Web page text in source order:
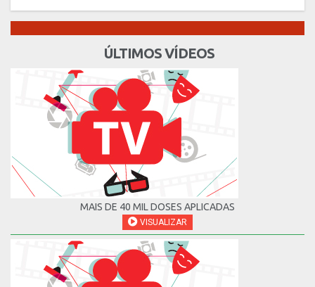
ÚLTIMOS VÍDEOS
MAIS DE 40 MIL DOSES APLICADAS
VISUALIZAR